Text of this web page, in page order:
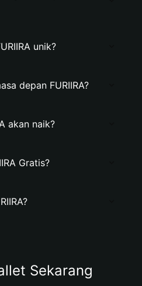
unik?
depan FURIIRA?
akan naik?
Gratis?
Sekarang